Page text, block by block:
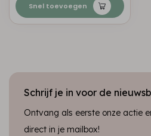
Snel toevoegen
Schrijf je in voor de
Ontvang als eerste onze actie
direct in je mailbox!